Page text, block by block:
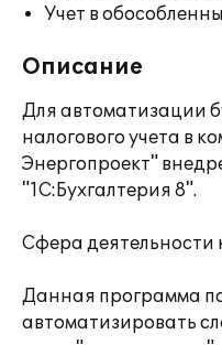
Учет в
Описание
Для автоматизации
налогового учета в
Энергопроект"
"1C:Бухгалтерия 8".
Сфера деятельности
Данная программа
автоматизировать